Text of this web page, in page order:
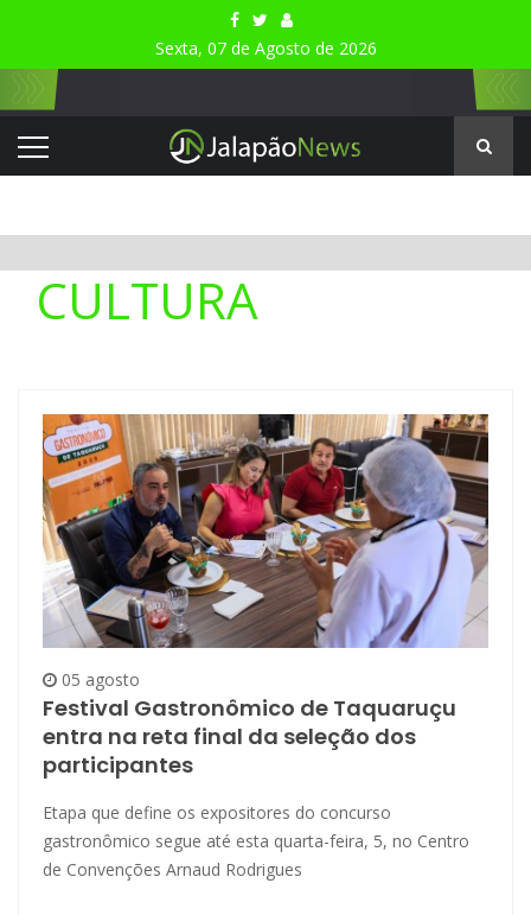
Sexta, 07 de Agosto de 2026
CULTURA
05 agosto
Festival Gastronômico de Taquaruçu
entra na reta final da seleção dos
participantes
Etapa que define os expositores do concurso
gastronômico segue até esta quarta-feira, 5, no Centro
de Convenções Arnaud Rodrigues